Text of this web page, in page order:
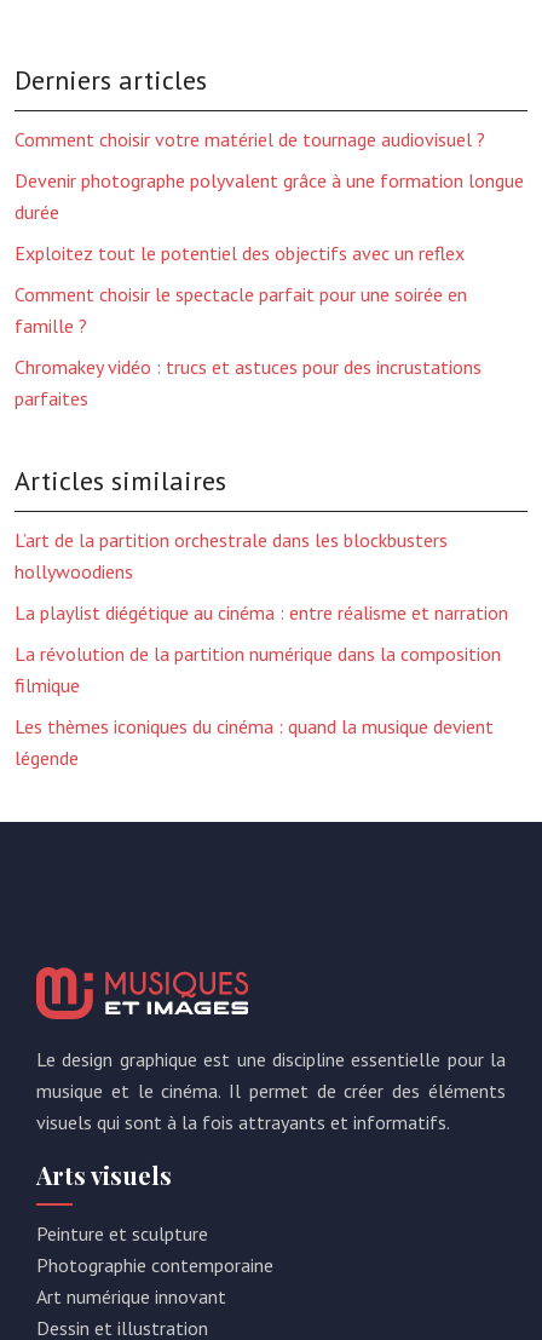
Derniers articles
Comment choisir votre matériel de tournage audiovisuel ?
Devenir photographe polyvalent grâce à une formation longue
durée
Exploitez tout le potentiel des objectifs avec un reflex
Comment choisir le spectacle parfait pour une soirée en
famille ?
Chromakey vidéo : trucs et astuces pour des incrustations
parfaites
Articles similaires
L’art de la partition orchestrale dans les blockbusters
hollywoodiens
La playlist diégétique au cinéma : entre réalisme et narration
La révolution de la partition numérique dans la composition
filmique
Les thèmes iconiques du cinéma : quand la musique devient
légende
Le design graphique est une discipline essentielle pour la
musique et le cinéma. Il permet de créer des éléments
visuels qui sont à la fois attrayants et informatifs.
Arts visuels
Peinture et sculpture
Photographie contemporaine
Art numérique innovant
Dessin et illustration